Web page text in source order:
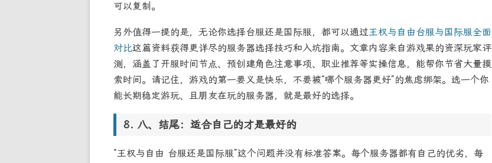
可以复制。
另外值得一提的是，无论你选择台服还是国际服，都可以通过王权与自由台服与国际服全面
对比这篇资料获得更详尽的服务器选择技巧和入坑指南。文章内容来自游戏果的资深玩家评
测，涵盖了开服时间节点、预创建角色注意事项、职业推荐等实操信息，能帮你节省大量摸
索时间。请记住，游戏的第一要义是快乐，不要被“哪个服务器更好”的焦虑绑架。选一个你
能长期稳定游玩、且朋友在玩的服务器，就是最好的选择。
八、结尾：适合自己的才是最好的
“王权与自由 台服还是国际服”这个问题并没有标准答案。每个服务器都有自己的优劣，每